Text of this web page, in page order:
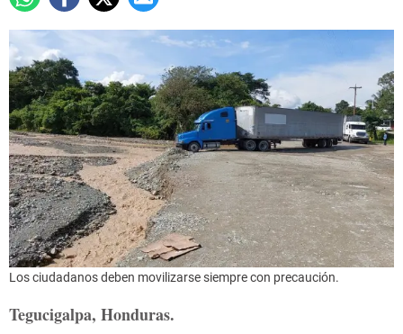
Los ciudadanos deben movilizarse siempre con precaución.
Tegucigalpa, Honduras.